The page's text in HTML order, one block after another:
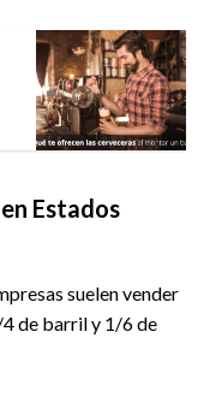
Estados
suelen vender
de barril y 1/6 de